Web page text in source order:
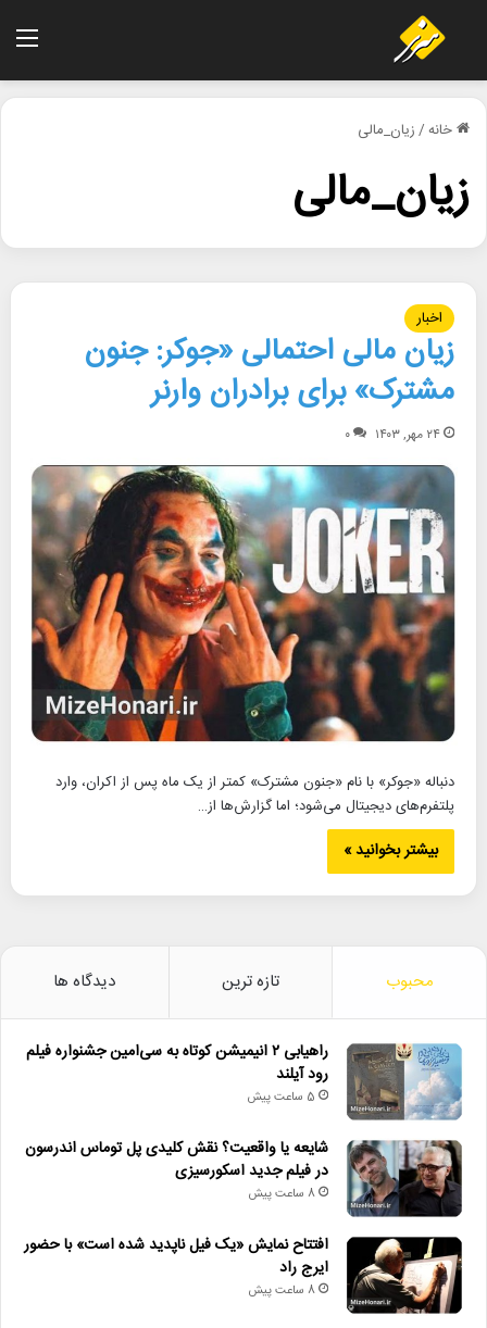
خانه/زیان_مالی
زیان_مالی
اخبار
زیان مالی احتمالی «جوکر: جنون
مشترک» برای برادران وارنر
۲۴ مهر, ۱۴۰۳ ۰
دنباله «جوکر» با نام «جنون مشترک» کمتر از یک ماه پس از اکران، وارد
پلتفرم‌های دیجیتال می‌شود؛ اما گزارش‌ها از…
بیشتر بخوانید »
محبوب تازه ترین دیدگاه ها
راهیابی ۲ انیمیشن کوتاه به سی‌امین جشنواره فیلم
رود آیلند
5 ساعت پیش
شایعه یا واقعیت؟ نقش کلیدی پل توماس اندرسون
در فیلم جدید اسکورسیزی
8 ساعت پیش
افتتاح نمایش «یک فیل ناپدید شده است» با حضور
ایرج راد
8 ساعت پیش